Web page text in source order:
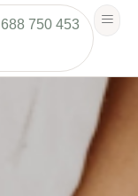
688 750 453